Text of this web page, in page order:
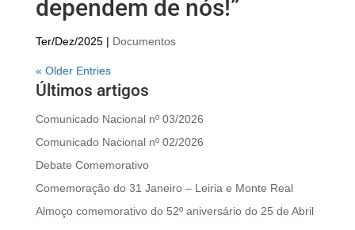
dependem de nós!”
Ter/Dez/2025| Documentos
« Older Entries
Últimos artigos
Comunicado Nacional nº 03/2026
Comunicado Nacional nº 02/2026
Debate Comemorativo
Comemoração do 31 Janeiro – Leiria e Monte Real
Almoço comemorativo do 52º aniversário do 25 de Abril